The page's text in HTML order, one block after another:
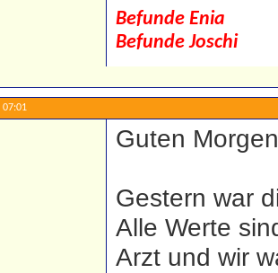
Befunde Enia
Befunde Joschi
07:01
Guten
Gestern war
Alle Werte
Arzt und wir